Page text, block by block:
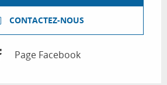
CONTACTEZ-NOUS
Page Facebook